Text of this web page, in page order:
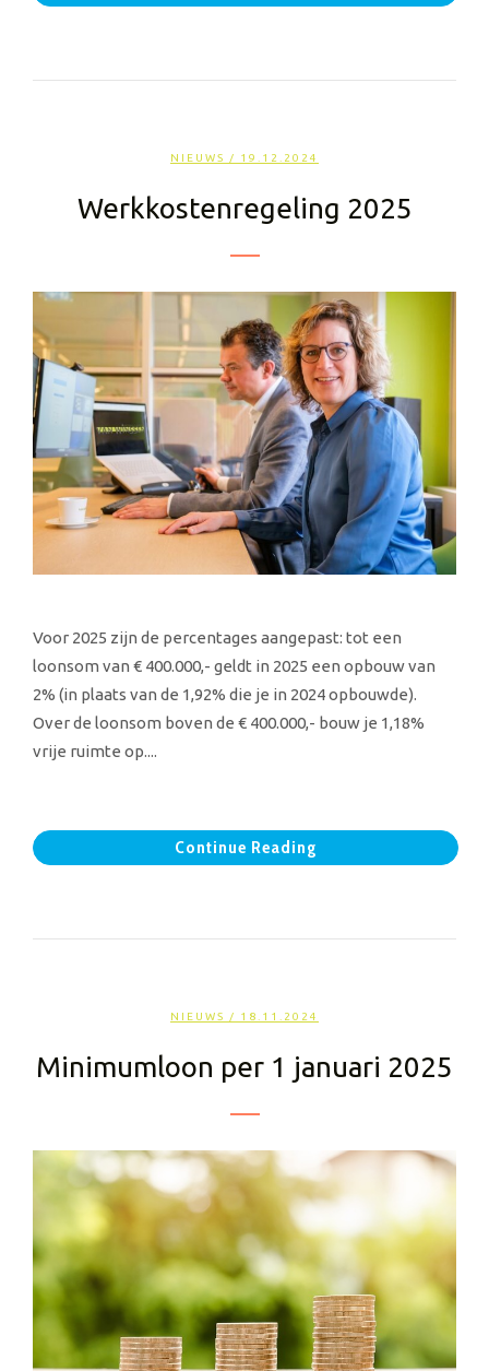
NIEUWS / 19.12.2024
Werkkostenregeling 2025
Voor 2025 zijn de percentages aangepast: tot een
loonsom van € 400.000,- geldt in 2025 een opbouw van
2% (in plaats van de 1,92% die je in 2024 opbouwde).
Over de loonsom boven de € 400.000,- bouw je 1,18%
vrije ruimte op....
Continue Reading
NIEUWS / 18.11.2024
Minimumloon per 1 januari 2025